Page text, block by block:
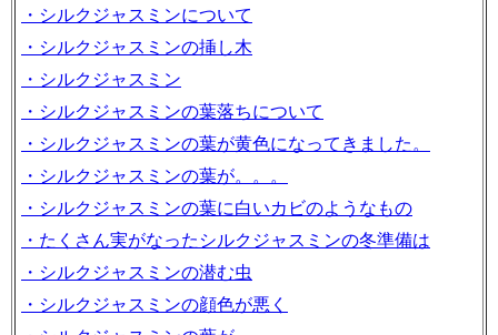
・シルクジャスミンについて
・シルクジャスミンの挿し木
・シルクジャスミン
・シルクジャスミンの葉落ちについて
・シルクジャスミンの葉が黄色になってきました。
・シルクジャスミンの葉が。。。
・シルクジャスミンの葉に白いカビのようなもの
・たくさん実がなったシルクジャスミンの冬準備は
・シルクジャスミンの潜む虫
・シルクジャスミンの顔色が悪く